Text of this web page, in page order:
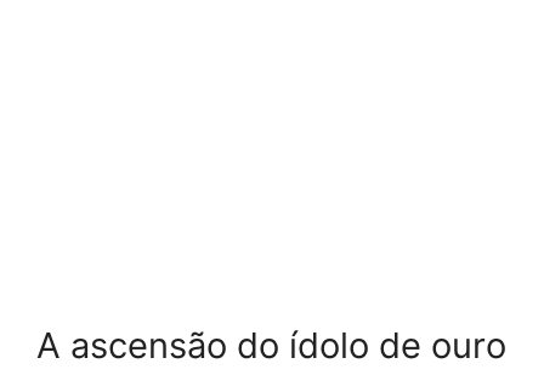
A ascensão do ídolo de ouro